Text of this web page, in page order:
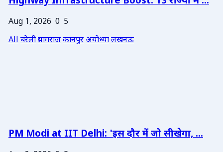
Aug 1, 2026 0 5
Allबरेलीप्रयागराजकानपुरअयोध्यालखनऊ
PM Modi at IIT Delhi: 'इस दौर में जो सीखेगा, ...